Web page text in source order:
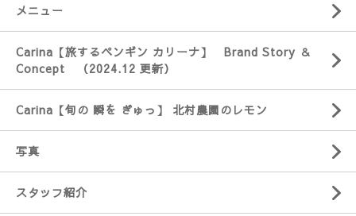
メニュー
Carina【旅するペンギン カリーナ】 Brand Story ＆
Concept （2024.12 更新）
Carina【旬の 瞬を ぎゅっ】 北村農園のレモン
写真
スタッフ紹介